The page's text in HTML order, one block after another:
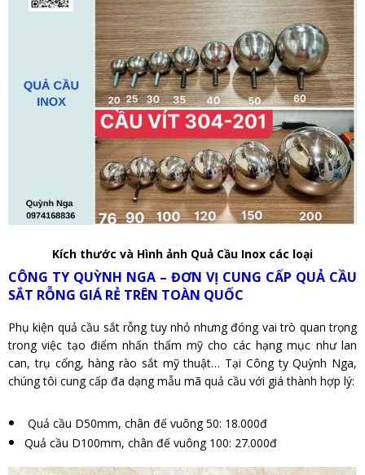
Kích thước và Hình ảnh Quả Cầu Inox các loại
CÔNG TY QUỲNH NGA – ĐƠN VỊ CUNG CẤP QUẢ CẦU
SẮT RỖNG GIÁ RẺ TRÊN TOÀN QUỐC
Phụ kiện quả cầu sắt rỗng tuy nhỏ nhưng đóng vai trò quan trọng
trong việc tạo điểm nhấn thẩm mỹ cho các hạng mục như lan
can, trụ cổng, hàng rào sắt mỹ thuật… Tại Công ty Quỳnh Nga,
chúng tôi cung cấp đa dạng mẫu mã quả cầu với giá thành hợp lý:
Quả cầu D50mm, chân đế vuông 50: 18.000đ
Quả cầu D100mm, chân đế vuông 100: 27.000đ